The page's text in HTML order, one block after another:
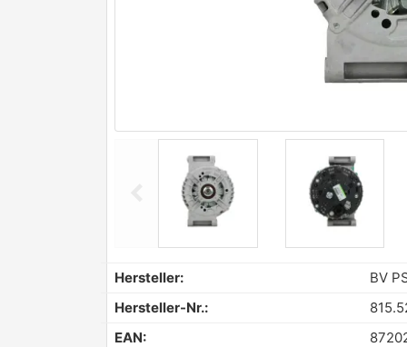
Previous
Hersteller: BV
Hersteller-Nr.:
EAN: